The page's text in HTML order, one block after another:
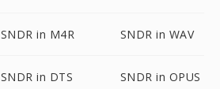
SNDR in M4R SNDR in WAV
SNDR in DTS SNDR in OPUS